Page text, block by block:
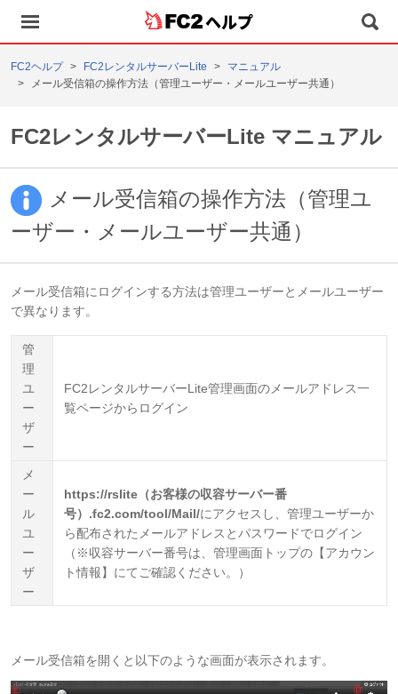
ヘルプ
FC2ヘルプ FC2レンタルサーバーLite
マニュアル
メール受信箱の操作方法（管理ユーザー・メールユーザー共通）
FC2レンタルサーバーLite マニュアル
メール受信箱の操作方法（管理ユ
ーザー・メールユーザー共通）
メール受信箱にログインする方法は管理ユーザーとメールユーザー
で異なります。
管
理
ユ
ー
ザ
ー
FC2レンタルサーバーLite管理画面のメールアドレス一
覧ページからログイン
メ
ー
ル
ユ
ー
ザ
ー
https://rslite（お客様の収容サーバー番
号）.fc2.com/tool/Mail/にアクセスし、管理ユーザーか
ら配布されたメールアドレスとパスワードでログイン
（※収容サーバー番号は、管理画面トップの【アカウン
ト情報】にてご確認ください。）
メール受信箱を開くと以下のような画面が表示されます。